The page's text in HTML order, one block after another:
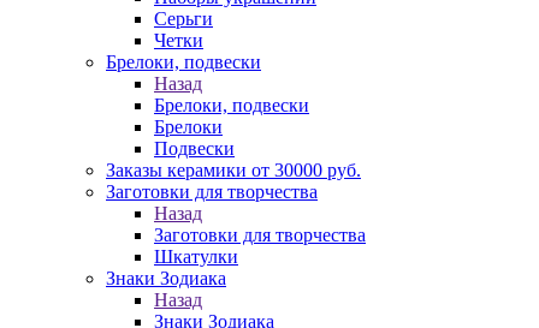
Серьги
Четки
Брелоки, подвески
Назад
Брелоки, подвески
Брелоки
Подвески
Заказы керамики от 30000 руб.
Заготовки для творчества
Назад
Заготовки для творчества
Шкатулки
Знаки Зодиака
Назад
Знаки Зодиака